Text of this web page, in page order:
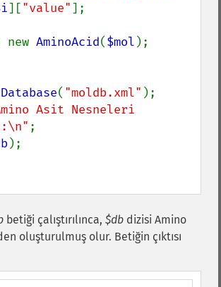
]["value"];
new
AminoAcid($mol );
( "moldb.xml" );
Asit Nesneleri
);
betiği çalıştırılınca, $db dizisi Amino
oluşturulmuş olur. Betiğin çıktısı